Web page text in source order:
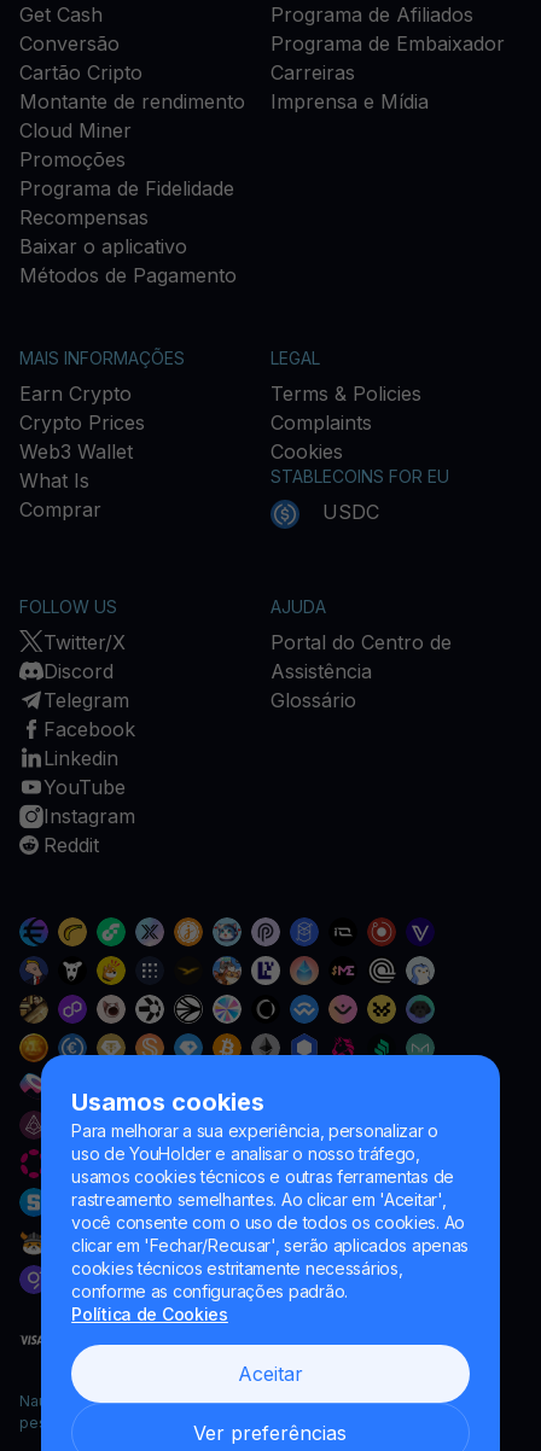
Usamos cookies
Para melhorar a sua experiência, personalizar o
uso de YouHolder e analisar o nosso tráfego,
usamos cookies técnicos e outras ferramentas de
rastreamento semelhantes. Ao clicar em 'Aceitar',
você consente com o uso de todos os cookies. Ao
clicar em 'Fechar/Recusar', serão aplicados apenas
cookies técnicos estritamente necessários,
conforme as configurações padrão.
Política de Cookies
Aceitar
Ver preferências
Get Cash
Conversão
Cartão Cripto
Montante de rendimento
Cloud Miner
Promoções
Programa de Fidelidade
Recompensas
Baixar o aplicativo
Métodos de Pagamento
Programa de Afiliados
Programa de Embaixador
Carreiras
Imprensa e Mídia
MAIS INFORMAÇÕES
Earn Crypto
Crypto Prices
Web3 Wallet
What Is
Comprar
LEGAL
Terms & Policies
Complaints
Cookies
STABLECOINS FOR EU
USDC
FOLLOW US
Twitter/X
Discord
Telegram
Facebook
Linkedin
YouTube
Instagram
Reddit
AJUDA
Portal do Centro de
Assistência
Glossário
Naumard LTD. – apenas para fins de desenvolvimento de TI,
pesquisa e marketing